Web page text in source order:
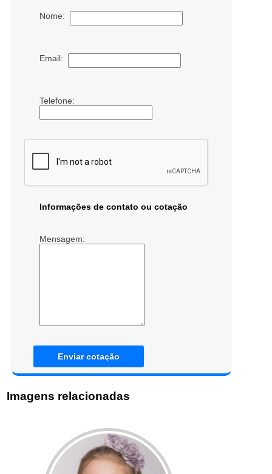
Nome:
Email:
Telefone:
Informações de contato ou cotação
Mensagem:
Enviar cotação
Imagens relacionadas